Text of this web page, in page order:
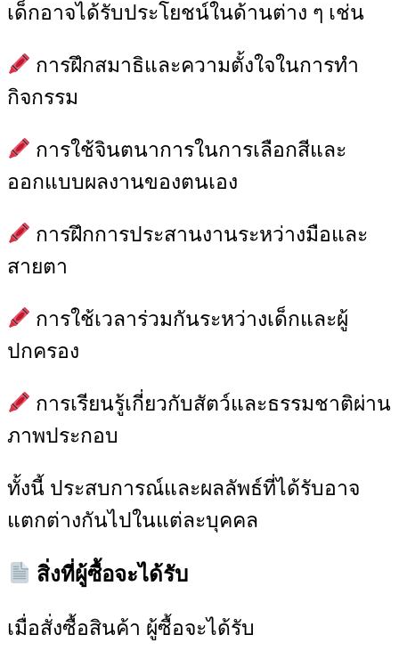
เด็กอาจได้รับประโยชน์ในด้านต่าง ๆ เช่น
การฝึกสมาธิและความตั้งใจในการทำ
กิจกรรม
การใช้จินตนาการในการเลือกสีและ
ออกแบบผลงานของตนเอง
การฝึกการประสานงานระหว่างมือและ
สายตา
การใช้เวลาร่วมกันระหว่างเด็กและผู้
ปกครอง
การเรียนรู้เกี่ยวกับสัตว์และธรรมชาติผ่าน
ภาพประกอบ
ทั้งนี้ ประสบการณ์และผลลัพธ์ที่ได้รับอาจ
แตกต่างกันไปในแต่ละบุคคล
สิ่งที่ผู้ซื้อจะได้รับ
เมื่อสั่งซื้อสินค้า ผู้ซื้อจะได้รับ